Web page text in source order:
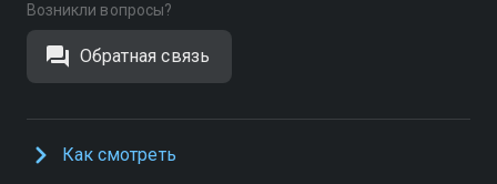
Возникли вопросы?
Обратная связь
Как смотреть